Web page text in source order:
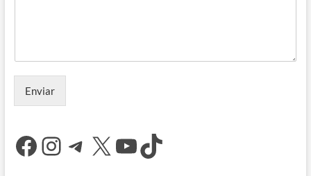
Enviar
Facebook
Instagram
Telegram
X YouTube
TikTok